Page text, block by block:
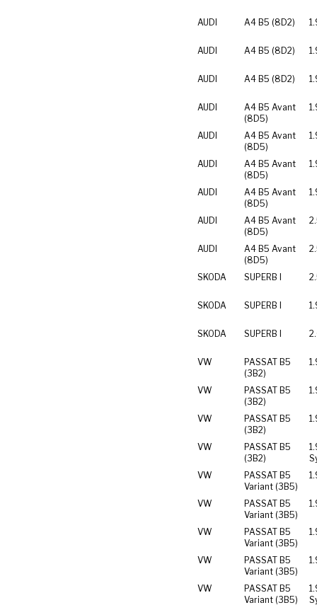
AUDI A4 B5 (8D2)
AUDI A4 B5 (8D2)
AUDI A4 B5 (8D2)
AUDI
A4 B5 Avant
(8D5)
AUDI
A4 B5 Avant
(8D5)
AUDI
A4 B5 Avant
(8D5)
AUDI
A4 B5 Avant
(8D5)
AUDI
A4 B5 Avant
(8D5)
AUDI
A4 B5 Avant
(8D5)
SKODA SUPERB I
SKODA SUPERB I
SKODA SUPERB I
VW
PASSAT B5
(3B2)
VW
PASSAT B5
(3B2)
VW
PASSAT B5
(3B2)
VW
PASSAT B5
(3B2)
VW
PASSAT B5
Variant (3B5)
VW
PASSAT B5
Variant (3B5)
VW
PASSAT B5
Variant (3B5)
VW
PASSAT B5
Variant (3B5)
VW
PASSAT B5
Variant (3B5)